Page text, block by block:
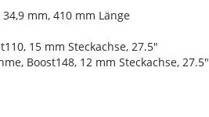
mm, 410 mm Länge
15 mm Steckachse, 27.5"
Boost148, 12 mm Steckachse, 27.5"